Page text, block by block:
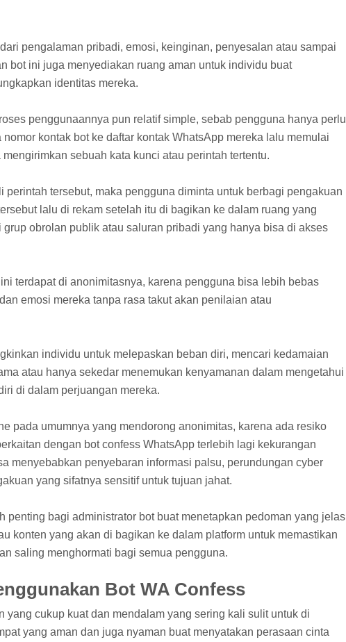
pengalaman pribadi, emosi, keinginan, penyesalan atau sampai
bot ini juga menyediakan ruang aman untuk individu buat
identitas mereka.
penggunaannya pun relatif simple, sebab pengguna hanya perlu
kontak bot ke daftar kontak WhatsApp mereka lalu memulai
sebuah kata kunci atau perintah tertentu.
perintah tersebut, maka pengguna diminta untuk berbagi pengakuan
lalu di rekam setelah itu di bagikan ke dalam ruang yang
grup obrolan publik atau saluran pribadi yang hanya bisa di akses
terdapat di anonimitasnya, karena pengguna bisa lebih bebas
emosi mereka tanpa rasa takut akan penilaian atau
individu untuk melepaskan beban diri, mencari kedamaian
atau hanya sekedar menemukan kenyamanan dalam mengetahui
di dalam perjuangan mereka.
pada umumnya yang mendorong anonimitas, karena ada resiko
dengan bot confess WhatsApp terlebih lagi kekurangan
menyebabkan penyebaran informasi palsu, perundungan cyber
yang sifatnya sensitif untuk tujuan jahat.
penting bagi administrator bot buat menetapkan pedoman yang jelas
konten yang akan di bagikan ke dalam platform untuk memastikan
saling menghormati bagi semua pengguna.
Bot WA Confess
yang cukup kuat dan mendalam yang sering kali sulit untuk di
yang aman dan juga nyaman buat menyatakan perasaan cinta